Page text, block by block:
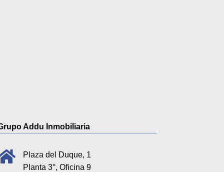
Addu Inmobiliaria
Plaza del Duque, 1
Planta 3°, Oficina 9